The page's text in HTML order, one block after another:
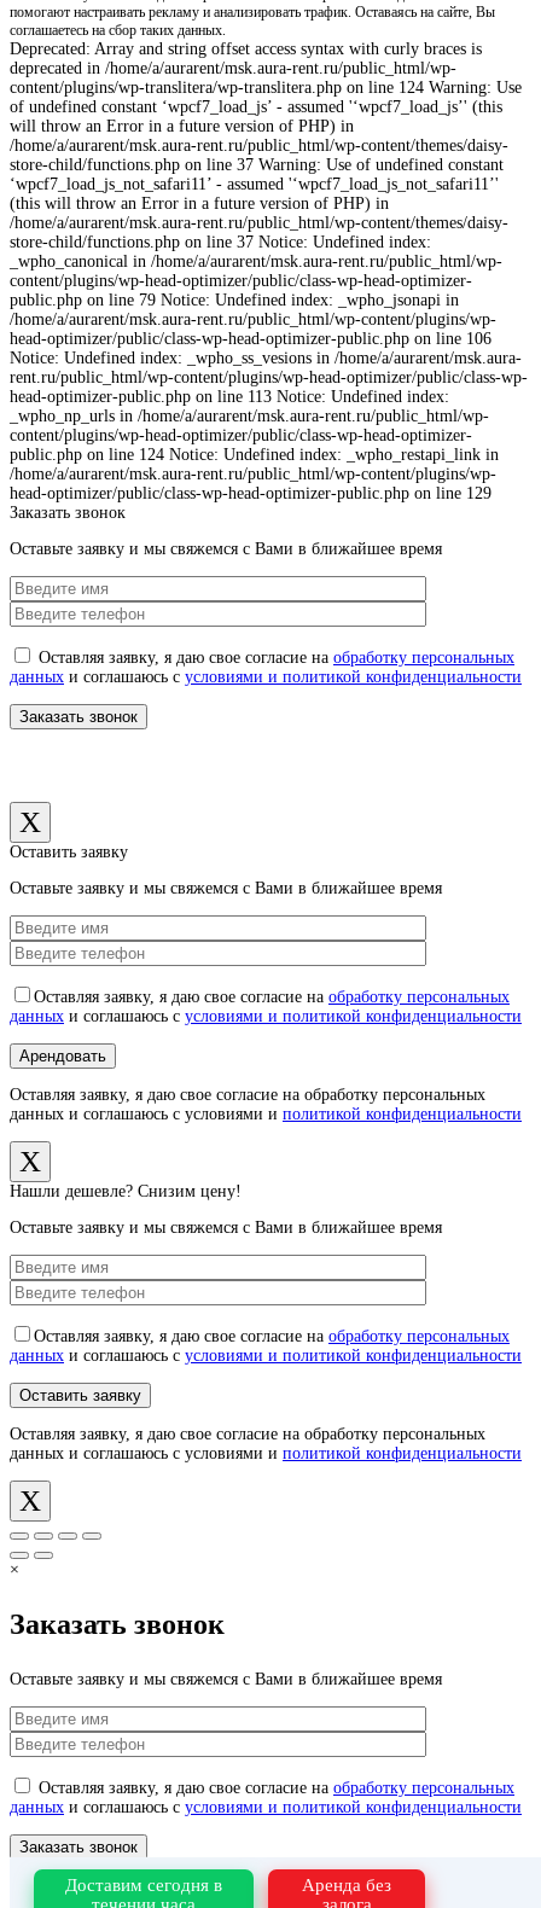
Доставим сегодня в
Аренда без
помогают настраивать рекламу и анализировать трафик. Оставаясь на сайте, Вы
соглашаетесь на сбор таких данных.
Deprecated: Array and string offset access syntax with curly braces is
deprecated in /home/a/aurarent/msk.aura-rent.ru/public_html/wp-
content/plugins/wp-translitera/wp-translitera.php on line 124 Warning: Use
of undefined constant ‘wpcf7_load_js’ - assumed '‘wpcf7_load_js’' (this
will throw an Error in a future version of PHP) in
/home/a/aurarent/msk.aura-rent.ru/public_html/wp-content/themes/daisy-
store-child/functions.php on line 37 Warning: Use of undefined constant
‘wpcf7_load_js_not_safari11’ - assumed '‘wpcf7_load_js_not_safari11’'
(this will throw an Error in a future version of PHP) in
/home/a/aurarent/msk.aura-rent.ru/public_html/wp-content/themes/daisy-
store-child/functions.php on line 37 Notice: Undefined index:
_wpho_canonical in /home/a/aurarent/msk.aura-rent.ru/public_html/wp-
content/plugins/wp-head-optimizer/public/class-wp-head-optimizer-
public.php on line 79 Notice: Undefined index: _wpho_jsonapi in
/home/a/aurarent/msk.aura-rent.ru/public_html/wp-content/plugins/wp-
head-optimizer/public/class-wp-head-optimizer-public.php on line 106
Notice: Undefined index: _wpho_ss_vesions in /home/a/aurarent/msk.aura-
rent.ru/public_html/wp-content/plugins/wp-head-optimizer/public/class-wp-
head-optimizer-public.php on line 113 Notice: Undefined index:
_wpho_np_urls in /home/a/aurarent/msk.aura-rent.ru/public_html/wp-
content/plugins/wp-head-optimizer/public/class-wp-head-optimizer-
public.php on line 124 Notice: Undefined index: _wpho_restapi_link in
/home/a/aurarent/msk.aura-rent.ru/public_html/wp-content/plugins/wp-
head-optimizer/public/class-wp-head-optimizer-public.php on line 129
Заказать звонок
Оставьте заявку и мы свяжемся с Вами в ближайшее время
Оставляя заявку, я даю свое согласие на обработку персональных
данных и соглашаюсь с условиями и политикой конфиденциальности
X
Оставить заявку
Оставьте заявку и мы свяжемся с Вами в ближайшее время
Оставляя заявку, я даю свое согласие на обработку персональных
данных и соглашаюсь с условиями и политикой конфиденциальности
Оставляя заявку, я даю свое согласие на обработку персональных
данных и соглашаюсь с условиями и политикой конфиденциальности
X
Нашли дешевле? Снизим цену!
Оставьте заявку и мы свяжемся с Вами в ближайшее время
Оставляя заявку, я даю свое согласие на обработку персональных
данных и соглашаюсь с условиями и политикой конфиденциальности
Оставляя заявку, я даю свое согласие на обработку персональных
данных и соглашаюсь с условиями и политикой конфиденциальности
X
×
Заказать звонок
Оставьте заявку и мы свяжемся с Вами в ближайшее время
Оставляя заявку, я даю свое согласие на обработку персональных
данных и соглашаюсь с условиями и политикой конфиденциальности
Оставляя заявку, я даю свое согласие на обработку персональных